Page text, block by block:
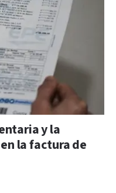
y la
la factura de